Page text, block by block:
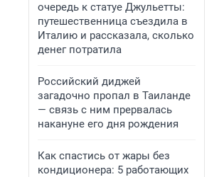
очередь к статуе Джульетты:
путешественница съездила в
Италию и рассказала, сколько
денег потратила
Российский диджей
загадочно пропал в Таиланде
— связь с ним прервалась
накануне его дня рождения
Как спастись от жары без
кондиционера: 5 работающих